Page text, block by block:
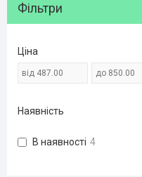
Фільтри
Ціна
Наявність
В наявності 4